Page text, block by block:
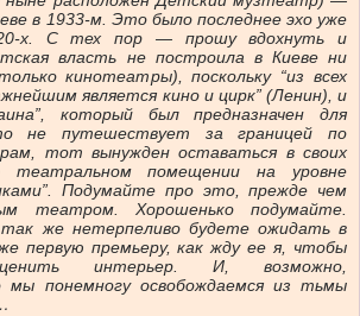
в 1933-м. Это было последнее эхо уже
х. С тех пор — прошу вдохнуть и
власть не построила в Киеве ни
кинотеатры), поскольку “из всех
является кино и цирк” (Ленин), и
который был предназначен для
не путешествует за границей по
тот вынужден оставаться в своих
театральном помещении на уровне
Подумайте про это, прежде чем
театром. Хорошенько подумайте.
же нетерпеливо будете ожидать в
первую премьеру, как жду ее я, чтобы
интерьер. И, возможно,
мы понемногу освобождаемся из тьмы